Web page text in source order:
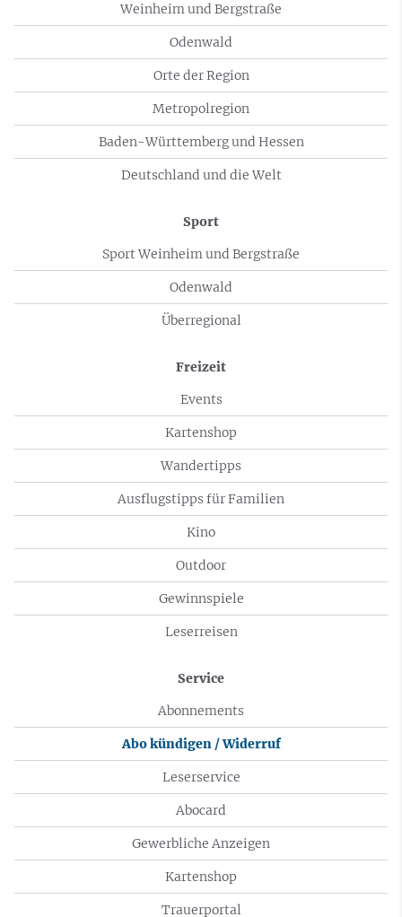
Weinheim und Bergstraße
Odenwald
Orte der Region
Metropolregion
Baden-Württemberg und Hessen
Deutschland und die Welt
Sport
Sport Weinheim und Bergstraße
Odenwald
Überregional
Freizeit
Events
Kartenshop
Wandertipps
Ausflugstipps für Familien
Kino
Outdoor
Gewinnspiele
Leserreisen
Service
Abonnements
Abo kündigen / Widerruf
Leserservice
Abocard
Gewerbliche Anzeigen
Kartenshop
Trauerportal